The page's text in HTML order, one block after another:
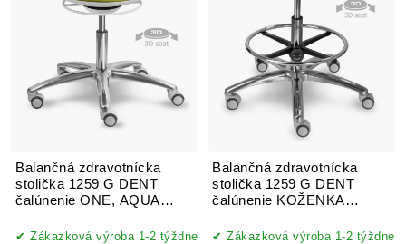
Balančná zdravotnícka
stolička 1259 G DENT
čalúnenie ONE, AQUA
Zákazková výroba 1-2 týždne
Balančná zdravotnícka
stolička 1259 G DENT
čalúnenie KOŽENKA
Zákazková výroba 1-2 týždne